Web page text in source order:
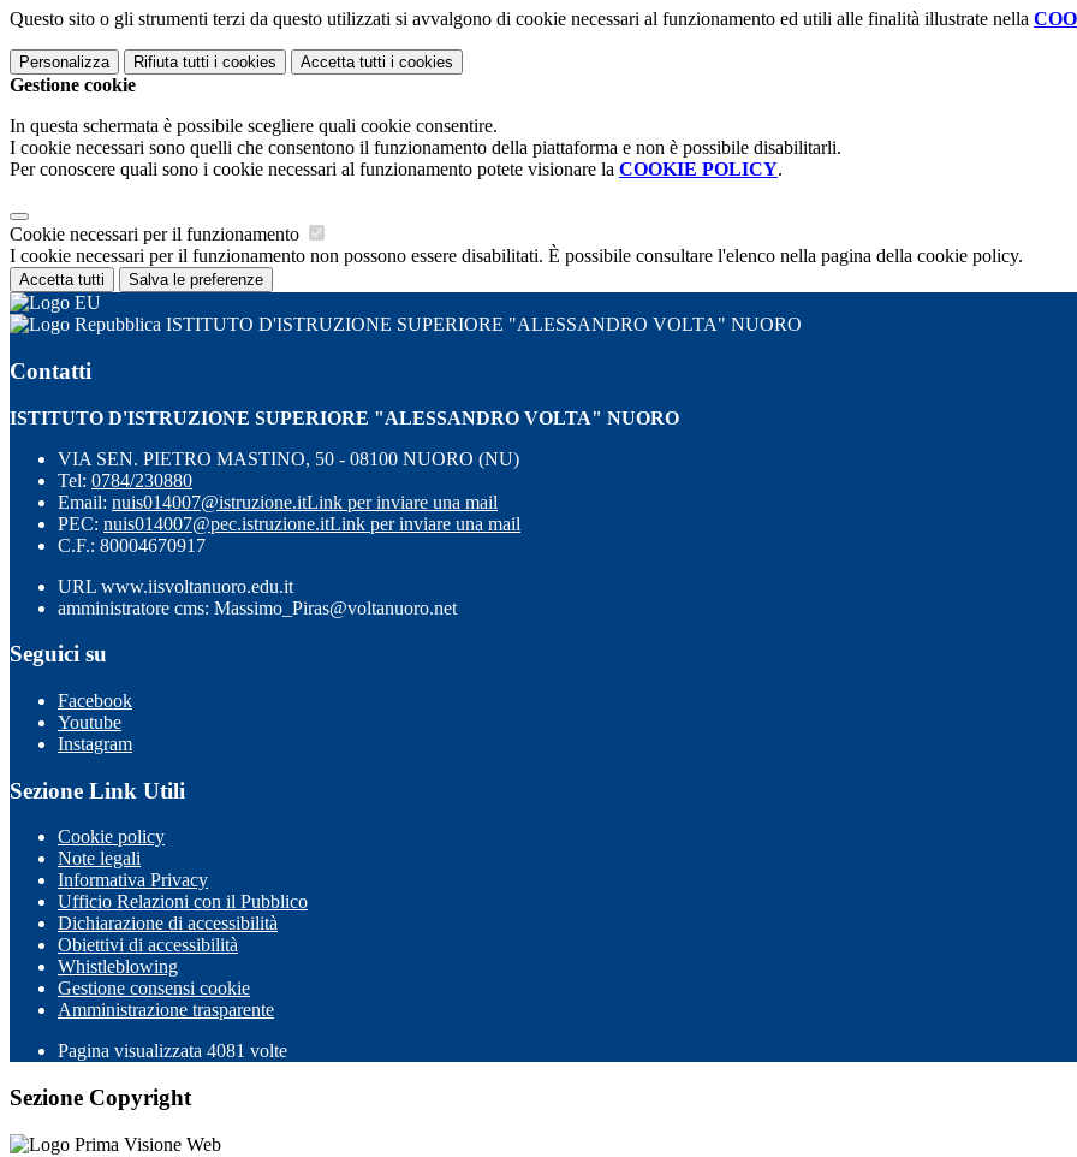
Questo sito o gli strumenti terzi da questo utilizzati si avvalgono di cookie necessari al funzionamento ed utili alle finalità illustrate nella
Personalizza Rifiuta tutti i cookies Accetta tutti i cookies
Gestione cookie
In questa schermata è possibile scegliere quali cookie consentire.
I cookie necessari sono quelli che consentono il funzionamento della piattaforma e non è possibile disabilitarli.
Per conoscere quali sono i cookie necessari al funzionamento potete visionare la COOKIE POLICY.
Cookie necessari per il funzionamento
I cookie necessari per il funzionamento non possono essere disabilitati. È possibile consultare l'elenco nella pagina della cookie policy.
Accetta tutti Salva le preferenze
ISTITUTO D'ISTRUZIONE SUPERIORE "ALESSANDRO VOLTA" NUORO
Contatti
ISTITUTO D'ISTRUZIONE SUPERIORE "ALESSANDRO VOLTA" NUORO
VIA SEN. PIETRO MASTINO, 50 - 08100 NUORO (NU)
Tel: 0784/230880
Email: nuis014007@istruzione.itLink per inviare una mail
PEC: nuis014007@pec.istruzione.itLink per inviare una mail
C.F.: 80004670917
URL www.iisvoltanuoro.edu.it
amministratore cms: Massimo_Piras@voltanuoro.net
Seguici su
Facebook
Youtube
Instagram
Sezione Link Utili
Cookie policy
Note legali
Informativa Privacy
Ufficio Relazioni con il Pubblico
Dichiarazione di accessibilità
Obiettivi di accessibilità
Whistleblowing
Gestione consensi cookie
Amministrazione trasparente
Pagina visualizzata 4081 volte
Sezione Copyright